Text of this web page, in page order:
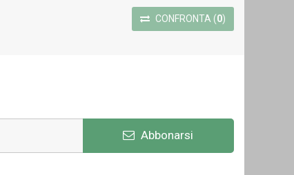
CONFRONTA (0)
Abbonarsi